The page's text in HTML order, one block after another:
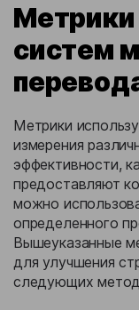
Метрики
систем
Метрики
измерения
эффективности,
предоставляют
можно
определенного
Вышеуказанные
для улучшения
следующих